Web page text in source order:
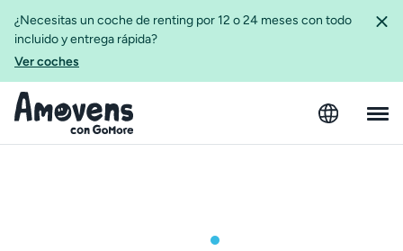
¿Necesitas un coche de renting por 12 o 24 meses con todo
incluido y entrega rápida?
Ver coches